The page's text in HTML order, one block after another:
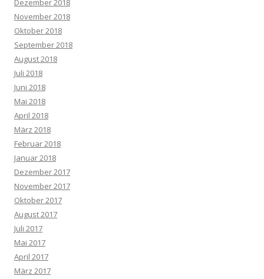
Dezember 2018
November 2018
Oktober 2018
September 2018
August 2018
Juli 2018
Juni 2018
Mai 2018
April 2018
März 2018
Februar 2018
Januar 2018
Dezember 2017
November 2017
Oktober 2017
August 2017
Juli 2017
Mai 2017
April 2017
März 2017